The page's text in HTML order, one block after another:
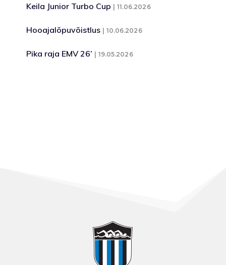
Keila Junior Turbo Cup 11.06.2026
Hooajalõpuvõistlus 10.06.2026
Pika raja EMV 26’ 19.05.2026